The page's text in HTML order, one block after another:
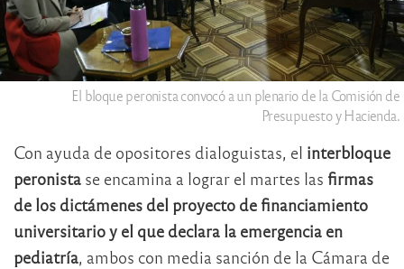
El bloque peronista convocó a un plenario de la Comisión de
Presupuesto y Hacienda.
Con ayuda de opositores dialoguistas, el interbloque
peronista se encamina a lograr el martes las firmas
de los dictámenes del proyecto de financiamiento
universitario y el que declara la emergencia en
pediatría, ambos con media sanción de la Cámara de